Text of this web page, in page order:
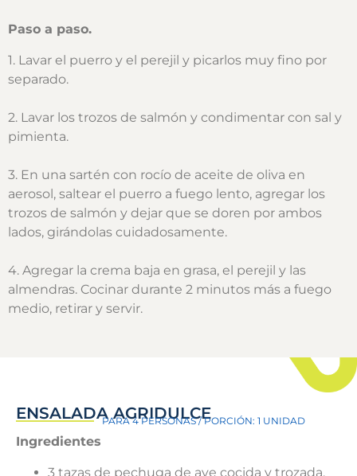
Paso a paso.
1. Lavar el puerro y el perejil y picarlos muy fino por
separado.
2. Lavar los trozos de salmón y condimentar con sal y
pimienta.
3. En una sartén con rocío de aceite de oliva en
aerosol, saltear el puerro a fuego lento, agregar los
trozos de salmón y dejar que se doren por ambos
lados, girándolas cuidadosamente.
4. Agregar la crema baja en grasa, el perejil y las
almendras. Cocinar durante 2 minutos más a fuego
medio, retirar y servir.
ENSALADA AGRIDULCE
PARA 4 PERSONAS / PORCIÓN: 1 UNIDAD
Ingredientes
3 tazas de pechuga de ave cocida y trozada.